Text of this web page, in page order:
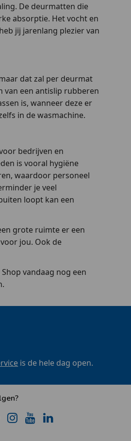
De deurmatten die
absorptie. Het vocht en
jij jarenlang plezier van
dat zal per deurmat
van een antislip rubberen
is, wanneer deze er
in de wasmachine.
bedrijven en
is vooral hygiëne
waardoor personeel
je veel
loopt kan een
grote ruimte er een
jou. Ook de
vandaag nog een
is de hele dag open.